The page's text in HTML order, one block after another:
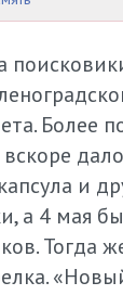
Более
и
а 4 мая
Тогда